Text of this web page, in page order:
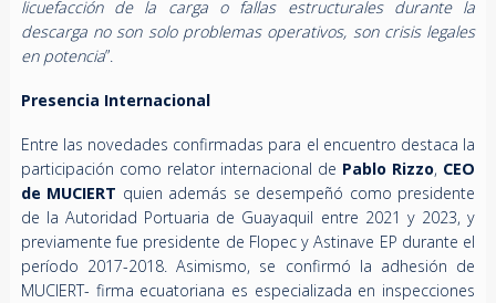
licuefacción de la carga o fallas estructurales durante la
descarga no son solo problemas operativos, son crisis legales
en potencia”.
Presencia Internacional
Entre las novedades confirmadas para el encuentro destaca la
participación como relator internacional de Pablo Rizzo, CEO
de MUCIERT quien además se desempeñó como presidente
de la Autoridad Portuaria de Guayaquil entre 2021 y 2023, y
previamente fue presidente de Flopec y Astinave EP durante el
período 2017-2018. Asimismo, se confirmó la adhesión de
MUCIERT- firma ecuatoriana es especializada en inspecciones